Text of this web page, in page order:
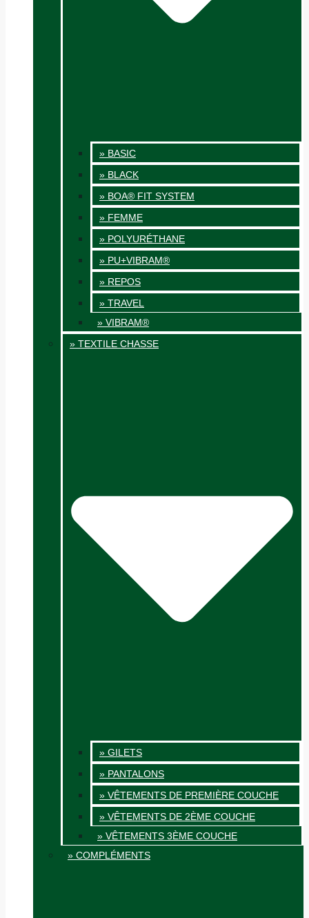
» BASIC
» BLACK
» BOA® FIT SYSTEM
» FEMME
» POLYURÉTHANE
» PU+VIBRAM®
» REPOS
» TRAVEL
» VIBRAM®
» TEXTILE CHASSE
» GILETS
» PANTALONS
» VÊTEMENTS DE PREMIÈRE COUCHE
» VÊTEMENTS DE 2ÈME COUCHE
» VÊTEMENTS 3ÈME COUCHE
» COMPLÉMENTS